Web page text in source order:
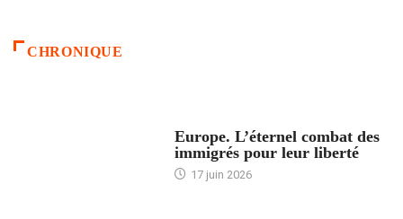
CHRONIQUE
Europe. L’éternel combat des
immigrés pour leur liberté
17 juin 2026